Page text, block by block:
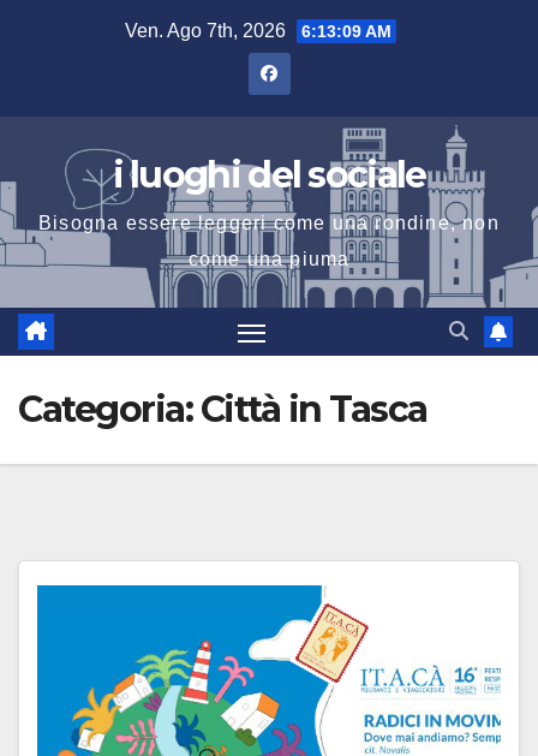
Ven. Ago 7th, 2026 6:13:10 AM
i luoghi del sociale
Bisogna essere leggeri come una rondine, non
come una piuma
Categoria:Città in Tasca